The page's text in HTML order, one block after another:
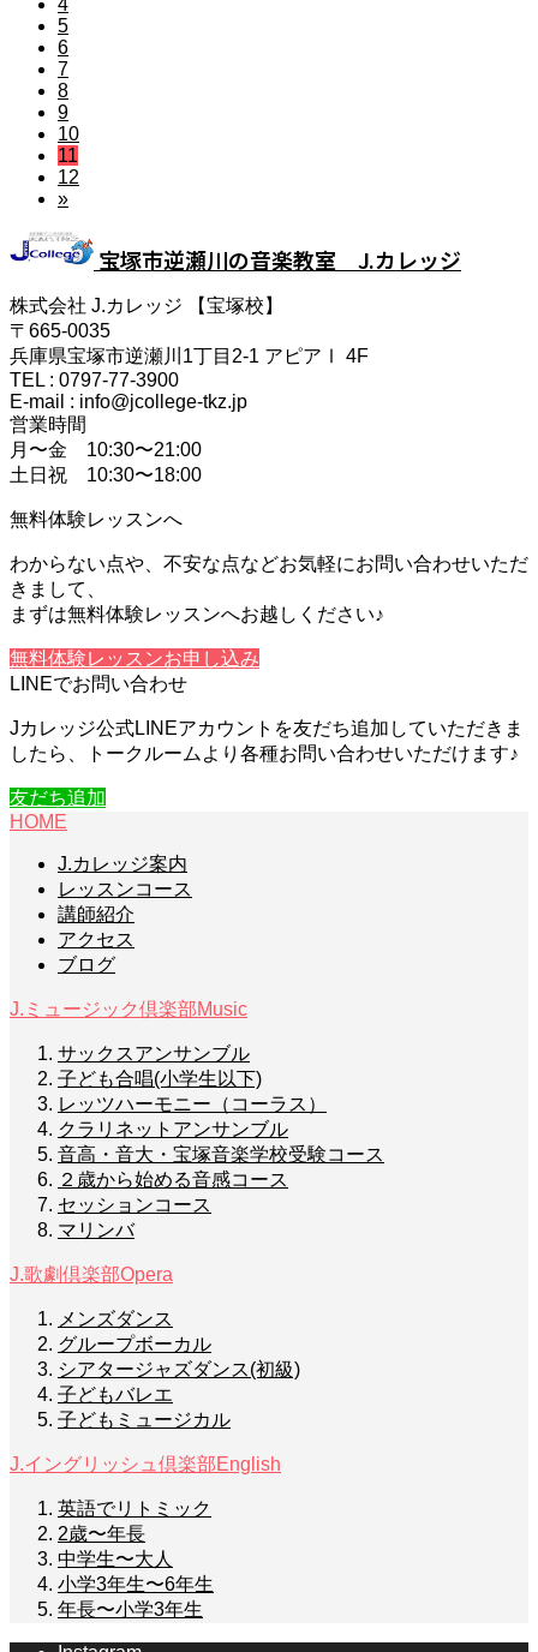
5
6
7
8
9
10
11
12
»
宝塚市逆瀬川の音楽教室 J.カレッジ
株式会社 J.カレッジ 【宝塚校】
〒665-0035
兵庫県宝塚市逆瀬川1丁目2-1 アピアⅠ 4F
TEL : 0797-77-3900
E-mail : info@jcollege-tkz.jp
営業時間
月〜金 10:30〜21:00
土日祝 10:30〜18:00
無料体験レッスンへ
わからない点や、不安な点などお気軽にお問い合わせいただ
きまして、
まずは無料体験レッスンへお越しください♪
無料体験レッスンお申し込み
LINEでお問い合わせ
Jカレッジ公式LINEアカウントを友だち追加していただきま
したら、トークルームより各種お問い合わせいただけます♪
友だち追加
HOME
J.カレッジ案内
レッスンコース
講師紹介
アクセス
ブログ
J.ミュージック倶楽部Music
サックスアンサンブル
子ども合唱(小学生以下)
レッツハーモニー（コーラス）
クラリネットアンサンブル
音高・音大・宝塚音楽学校受験コース
２歳から始める音感コース
セッションコース
マリンバ
J.歌劇倶楽部Opera
メンズダンス
グループボーカル
シアタージャズダンス(初級)
子どもバレエ
子どもミュージカル
J.イングリッシュ倶楽部English
英語でリトミック
2歳〜年長
中学生〜大人
小学3年生〜6年生
年長〜小学3年生